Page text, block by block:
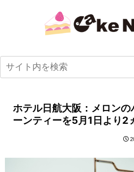
ホテル日航大阪：メロンの
ーンティーを5月1日より2